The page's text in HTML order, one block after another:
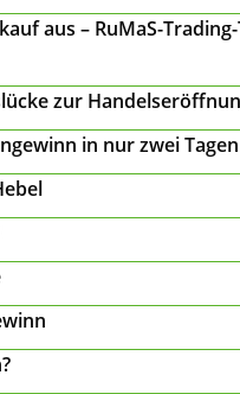
aus – RuMaS-
zur
in nur zwei Tagen